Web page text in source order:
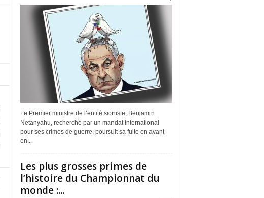
Le Premier ministre de l’entité sioniste, Benjamin
Netanyahu, recherché par un mandat international
pour ses crimes de guerre, poursuit sa fuite en avant
en...
Les plus grosses primes de
l’histoire du Championnat du
monde :...